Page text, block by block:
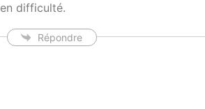
en difficulté.
Répondre